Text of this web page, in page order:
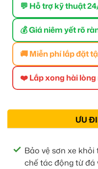
💬 Hỗ trợ kỹ thuật
💰 Giá niêm yết rõ
🚚 Miễn phí lắp đặt
❤️ Lắp xong hài
ƯU
Bảo vệ sơn xe
chế tác động từ đá